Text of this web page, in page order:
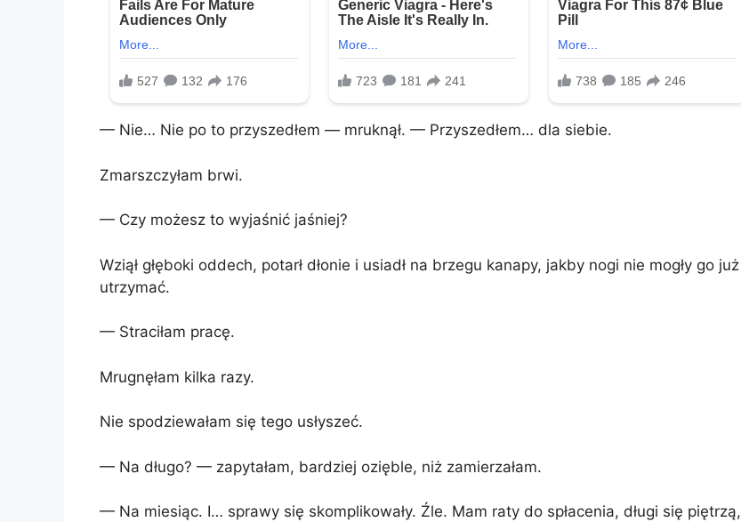
— Nie… Nie po to przyszedłem — mruknął. — Przyszedłem… dla siebie.
Zmarszczyłam brwi.
— Czy możesz to wyjaśnić jaśniej?
Wziął głęboki oddech, potarł dłonie i usiadł na brzegu kanapy, jakby nogi nie mogły go już
utrzymać.
— Straciłam pracę.
Mrugnęłam kilka razy.
Nie spodziewałam się tego usłyszeć.
— Na długo? — zapytałam, bardziej ozięble, niż zamierzałam.
— Na miesiąc. I… sprawy się skomplikowały. Źle. Mam raty do spłacenia, długi się piętrzą,